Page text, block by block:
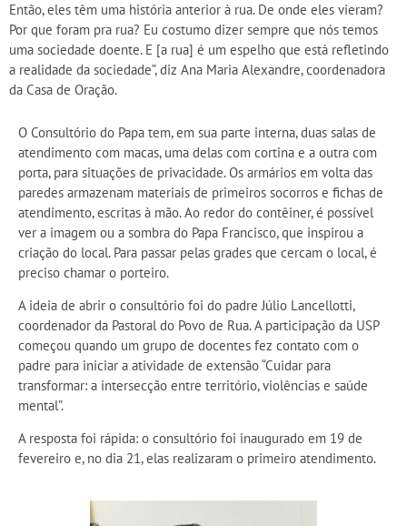
Então, eles têm uma história anterior à rua. De onde eles vieram?
Por que foram pra rua? Eu costumo dizer sempre que nós temos
uma sociedade doente. E [a rua] é um espelho que está refletindo
a realidade da sociedade”, diz Ana Maria Alexandre, coordenadora
da Casa de Oração.
O Consultório do Papa tem, em sua parte interna, duas salas de
atendimento com macas, uma delas com cortina e a outra com
porta, para situações de privacidade. Os armários em volta das
paredes armazenam materiais de primeiros socorros e fichas de
atendimento, escritas à mão. Ao redor do contêiner, é possível
ver a imagem ou a sombra do Papa Francisco, que inspirou a
criação do local. Para passar pelas grades que cercam o local, é
preciso chamar o porteiro.
A ideia de abrir o consultório foi do padre Júlio Lancellotti,
coordenador da Pastoral do Povo de Rua. A participação da USP
começou quando um grupo de docentes fez contato com o
padre para iniciar a atividade de extensão “Cuidar para
transformar: a intersecção entre território, violências e saúde
mental”.
A resposta foi rápida: o consultório foi inaugurado em 19 de
fevereiro e, no dia 21, elas realizaram o primeiro atendimento.